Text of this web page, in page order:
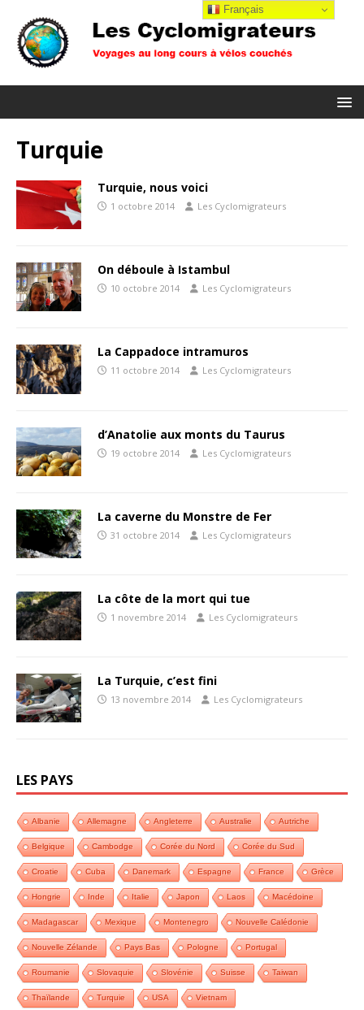
Turquie
Turquie, nous voici
1 octobre 2014 Les Cyclomigrateurs
On déboule à Istambul
10 octobre 2014 Les Cyclomigrateurs
La Cappadoce intramuros
11 octobre 2014 Les Cyclomigrateurs
d’Anatolie aux monts du Taurus
19 octobre 2014 Les Cyclomigrateurs
La caverne du Monstre de Fer
31 octobre 2014 Les Cyclomigrateurs
La côte de la mort qui tue
1 novembre 2014 Les Cyclomigrateurs
La Turquie, c’est fini
13 novembre 2014 Les Cyclomigrateurs
LES PAYS
Albanie Allemagne Angleterre Australie Autriche
Belgique Cambodge Corée du Nord Corée du Sud
Croatie Cuba Danemark Espagne France Grèce
Hongrie Inde Italie Japon Laos Macédoine
Madagascar Mexique Montenegro Nouvelle Calédonie
Nouvelle Zélande Pays Bas Pologne Portugal
Roumanie Slovaquie Slovénie Suisse Taiwan
Thaïlande Turquie USA Vietnam
Français